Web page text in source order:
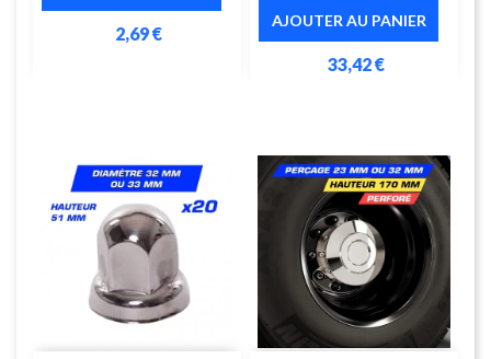
2,69 €
AJOUTER AU PANIER
33,42 €